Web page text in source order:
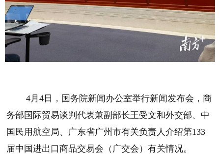
4月4日，国务院新闻办公室举行新闻发布会，商
务部国际贸易谈判代表兼副部长王受文和外交部、中
国民用航空局、广东省广州市有关负责人介绍第133
届中国进出口商品交易会（广交会）有关情况。